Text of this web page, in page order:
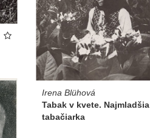
Irena Blühová
Tabak v kvete. Najmladšia
tabačiarka